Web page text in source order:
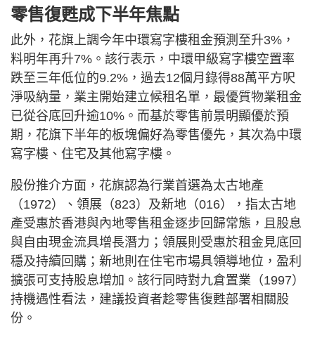
零售復甦成下半年焦點
此外，花旗上調今年中環寫字樓租金預測至升3%，
料明年再升7%。該行表示，中環甲級寫字樓空置率
跌至三年低位的9.2%，過去12個月錄得88萬平方呎
淨吸納量，業主開始建立候租名單，最優質物業租金
已從谷底回升逾10%。而基於零售前景明顯優於預
期，花旗下半年的板塊偏好為零售優先，其次為中環
寫字樓、住宅及其他寫字樓。
股份推介方面，花旗認為行業首選為太古地產
（1972）、領展（823）及新地（016），指太古地
產受惠於香港與內地零售租金逐步回歸常態，且股息
與自由現金流具增長潛力；領展則受惠於租金見底回
穩及持續回購；新地則在住宅市場具領導地位，盈利
擴張可支持股息增加。該行同時對九倉置業（1997）
持機遇性看法，建議投資者趁零售復甦部署相關股
份。